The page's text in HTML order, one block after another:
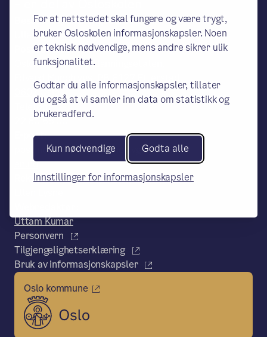
For at nettstedet skal fungere og være trygt,
bruker Osloskolen informasjonskapsler. Noen
er teknisk nødvendige, mens andre sikrer ulik
funksjonalitet.
Godtar du alle informasjonskapsler, tillater
du også at vi samler inn data om statistikk og
brukeradferd.
Kun nødvendige Godta alle
Innstillinger for informasjonskapsler
Besøks- og leveringsadresse:
Ullevålsveien 5, 0165 Oslo
Postadresse:
Oslo kommune, Utdanningsetaten,
Edvard Munch vgs, PB 6127 Etterstad,
0602 Oslo
Telefon:
22 60 65 00
E-post:
postmottak.edvardmunch.vgs@osloskol
en.no
Rektor
Uttam Kumar
Personvern
Tilgjengelighetserklæring
Bruk av informasjonskapsler
Oslo kommune